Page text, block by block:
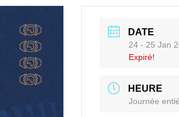
DATE
24 - 25 Jan
Expiré!
HEURE
Journée